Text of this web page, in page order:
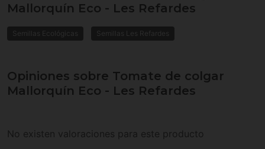
Mallorquín Eco - Les Refardes
Semillas Ecológicas Semillas Les Refardes
Opiniones sobre Tomate de colgar
Mallorquín Eco - Les Refardes
No existen valoraciones para este producto